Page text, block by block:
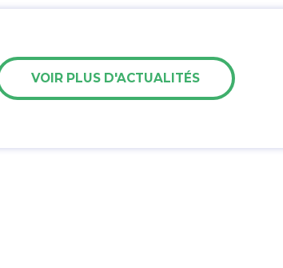
VOIR PLUS D'ACTUALITÉS